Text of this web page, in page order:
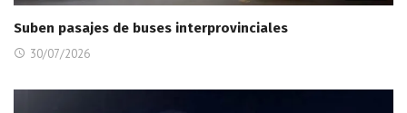
Suben pasajes de buses interprovinciales
30/07/2026